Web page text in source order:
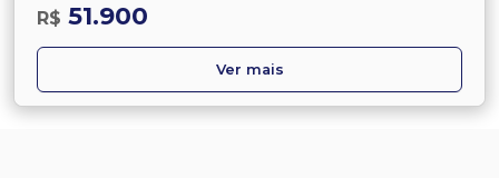
R$ 51.900
Ver mais